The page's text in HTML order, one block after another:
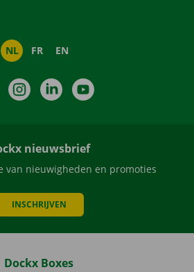
NL FR EN
FacebookInstagramLinkedIn
nieuwsbrief
van nieuwigheden en promoties
INSCHRIJVEN
Dockx Boxes